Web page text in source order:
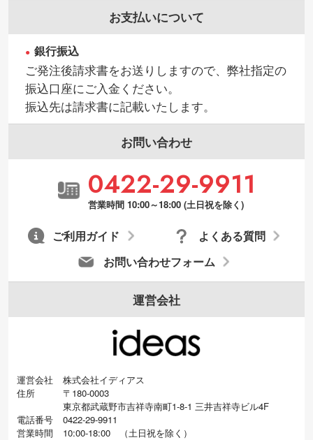
お支払いについて
銀行振込
ご発注後請求書をお送りしますので、弊社指定の
振込口座にご入金ください。
振込先は請求書に記載いたします。
お問い合わせ
0422-29-9911
営業時間 10:00～18:00 (土日祝を除く)
お問い合わせフォーム
よくある質問
ご利用ガイド
運営会社
運営会社
株式会社イディアス
住所
〒180-0003
東京都武蔵野市吉祥寺南町1-8-1 三井吉祥寺ビル4F
電話番号
0422-29-9911
営業時間
10:00-18:00 （土日祝を除く）